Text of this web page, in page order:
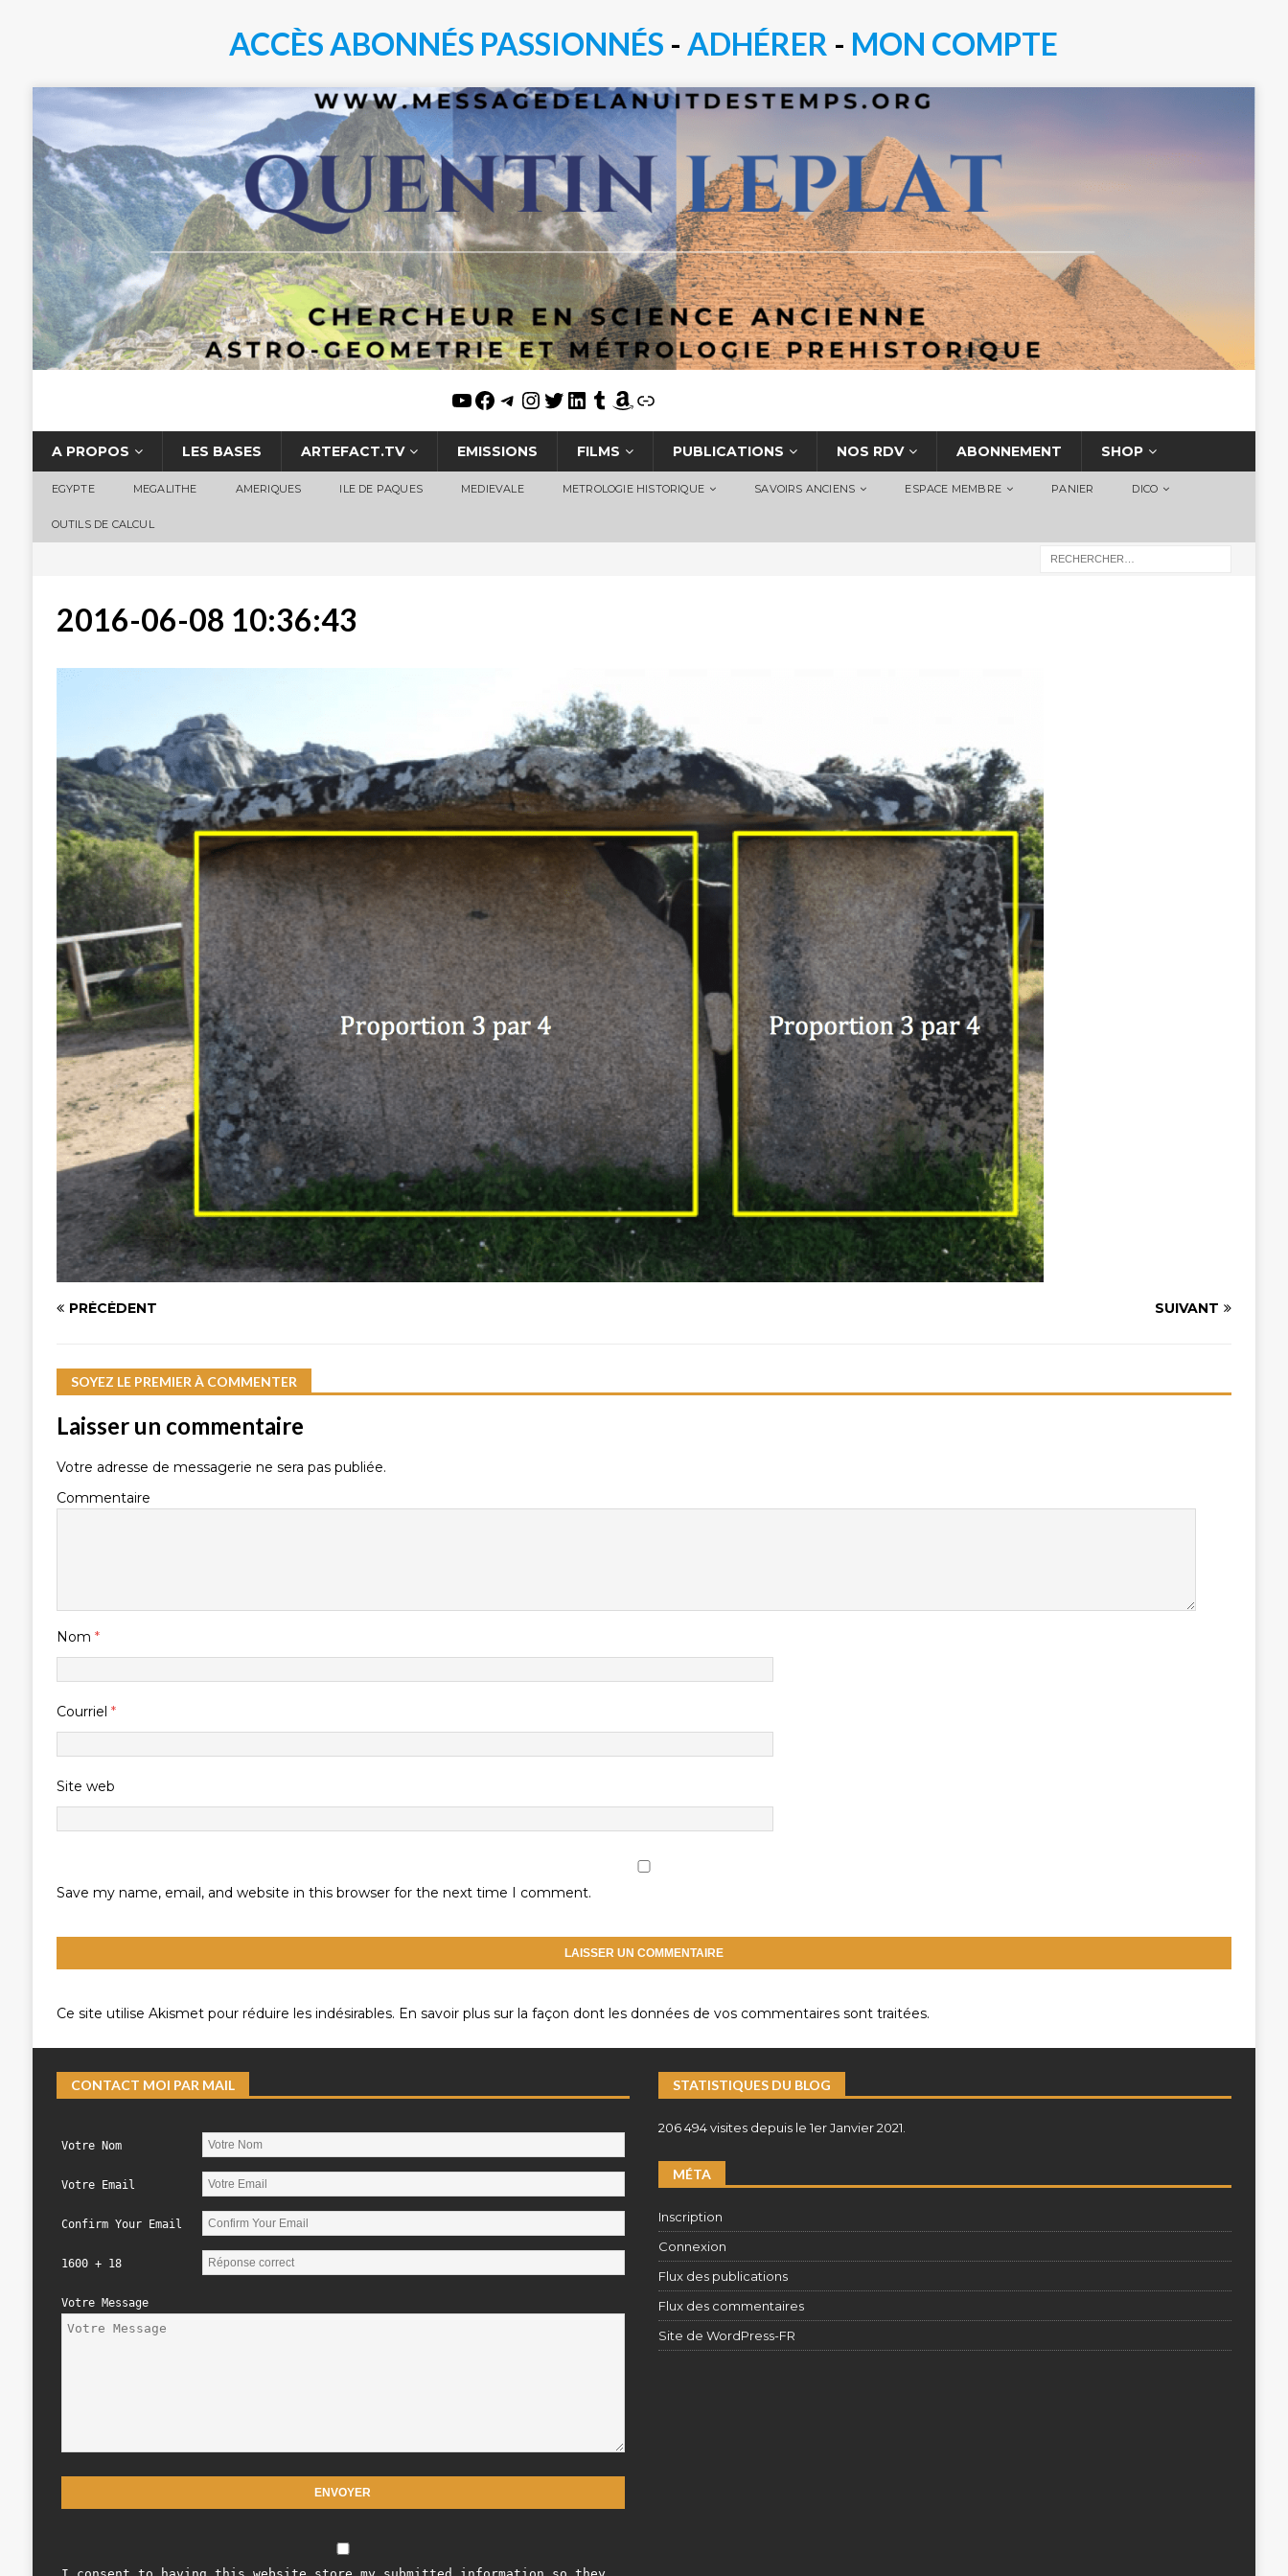
ACCÈS ABONNÉS PASSIONNÉS -ADHÉRER - MON COMPTE
A PROPOS LES BASES ARTEFACT.TV EMISSIONS FILMS PUBLICATIONS NOS RDV ABONNEMENT SHOP
EGYPTE MEGALITHE AMERIQUES ILE DE PAQUES MEDIEVALE METROLOGIE HISTORIQUE SAVOIRS ANCIENS ESPACE MEMBRE PANIER DICO
OUTILS DE CALCUL
2016-06-08 10:36:43
PRÉCÉDENT SUIVANT
SOYEZ LE PREMIER À COMMENTER
Laisser un commentaire
Votre adresse de messagerie ne sera pas publiée.
Commentaire
Nom *
Courriel *
Site web
Save my name, email, and website in this browser for the next time I comment.
Ce site utilise Akismet pour réduire les indésirables. En savoir plus sur la façon dont les données de vos commentaires sont traitées.
CONTACT MOI PAR MAIL
Votre Nom
Votre Email
Confirm Your Email
1600 + 18
Votre Message
STATISTIQUES DU BLOG
206 494 visites depuis le 1er Janvier 2021.
MÉTA
Inscription
Connexion
Flux des publications
Flux des commentaires
Site de WordPress-FR